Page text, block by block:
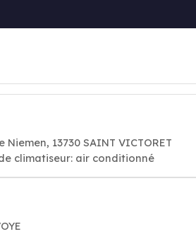
13730 SAINT VICTORET
climatiseur: air conditionné